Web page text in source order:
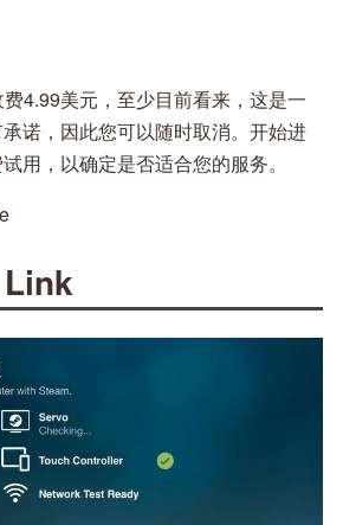
4.99美元，至少目前看来，这是一
诺，因此您可以随时取消。开始进
用，以确定是否适合您的服务。